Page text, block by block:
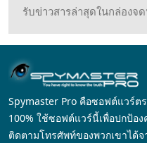
รับข่าวสารล่าสุดในกล่อง
Spymaster Pro คือซอฟต์แวร์
100% ใช้ซอฟต์แวร์นี้เพื่อปกป้อ
ติดตามโทรศัพท์ของพวกเขาได้จ